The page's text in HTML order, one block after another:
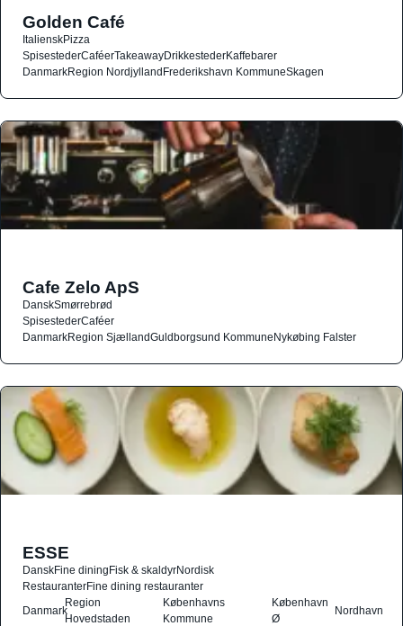
Golden Café
ItalienskPizza
SpisestederCaféerTakeawayDrikkestederKaffebarer
DanmarkRegion NordjyllandFrederikshavn KommuneSkagen
Cafe Zelo ApS
DanskSmørrebrød
SpisestederCaféer
DanmarkRegion SjællandGuldborgsund KommuneNykøbing Falster
ESSE
DanskFine diningFisk & skaldyrNordisk
RestauranterFine dining restauranter
Danmark
Region
Hovedstaden
Københavns
Kommune
København
Ø
Nordhavn